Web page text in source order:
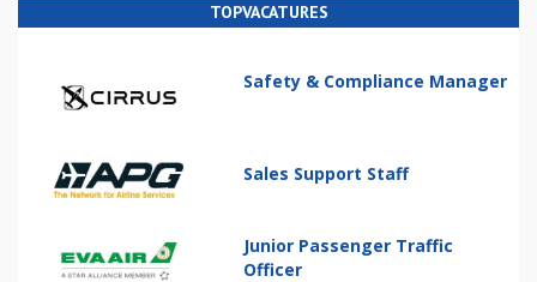
TOPVACATURES
Safety & Compliance Manager
Sales Support Staff
Junior Passenger Traffic
Officer